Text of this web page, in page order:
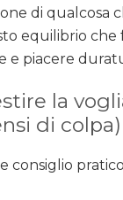
di qualcosa
equilibrio che
e piacere
la
di colpa)
consiglio